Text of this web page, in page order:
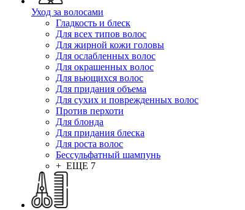
Уход за волосами
Гладкость и блеск
Для всех типов волос
Для жирной кожи головы
Для ослабленных волос
Для окрашенных волос
Для вьющихся волос
Для придания объема
Для сухих и поврежденных волос
Против перхоти
Для блонда
Для придания блеска
Для роста волос
Бессульфатный шампунь
+ ЕЩЕ 7